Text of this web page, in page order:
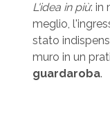
L'idea in più: in
meglio,
stato
muro in un
guardaroba.